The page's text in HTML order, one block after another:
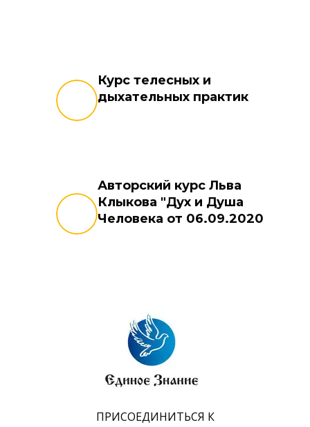
Курс телесных и
дыхательных практик
Авторский курс Льва
Клыкова "Дух и Душа
Человека от 06.09.2020
ПРИСОЕДИНИТЬСЯ К